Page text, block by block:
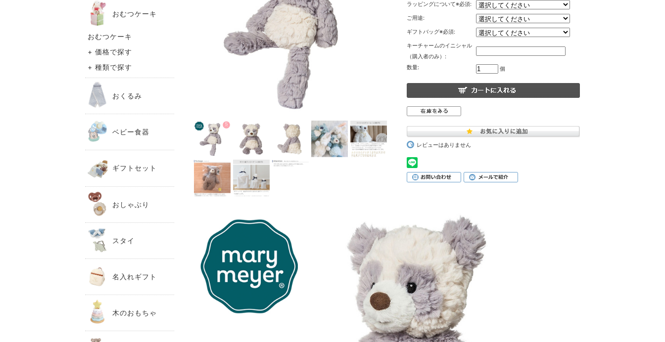
ラッピングについて※必須:
ご用途:
ギフトバッグ※必須:
キーチャームのイニシャル
（購入者のみ）:
数量:
個
レビューはありません
おむつケーキ
おむつケーキ
+ 価格で探す
+ 種類で探す
おくるみ
ベビー食器
ギフトセット
おしゃぶり
スタイ
名入れギフト
木のおもちゃ